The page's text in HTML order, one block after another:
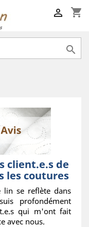
shopping_cart


client.e.s de
les coutures
lin se reflète dans
profondément
qui m'ont fait
avec nous.